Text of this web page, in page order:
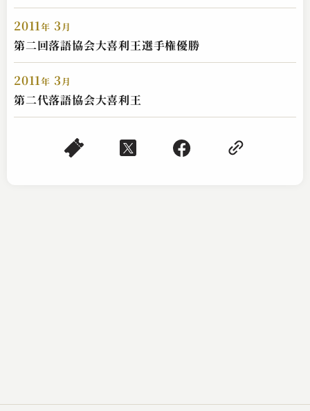
柳家 一琴
悋気の独楽
2023.04.04 | 11分
2011年 3月
第二回落語協会大喜利王選手権優勝
2011年 3月
第二代落語協会大喜利王